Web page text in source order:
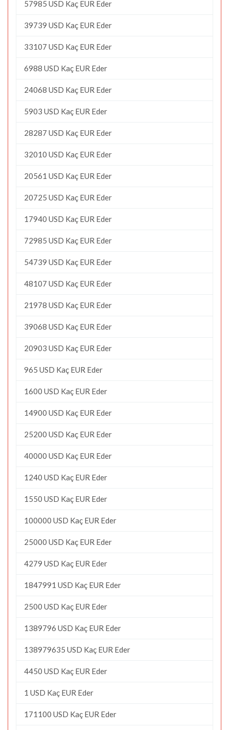
57985 USD Kaç EUR Eder
39739 USD Kaç EUR Eder
33107 USD Kaç EUR Eder
6988 USD Kaç EUR Eder
24068 USD Kaç EUR Eder
5903 USD Kaç EUR Eder
28287 USD Kaç EUR Eder
32010 USD Kaç EUR Eder
20561 USD Kaç EUR Eder
20725 USD Kaç EUR Eder
17940 USD Kaç EUR Eder
72985 USD Kaç EUR Eder
54739 USD Kaç EUR Eder
48107 USD Kaç EUR Eder
21978 USD Kaç EUR Eder
39068 USD Kaç EUR Eder
20903 USD Kaç EUR Eder
965 USD Kaç EUR Eder
1600 USD Kaç EUR Eder
14900 USD Kaç EUR Eder
25200 USD Kaç EUR Eder
40000 USD Kaç EUR Eder
1240 USD Kaç EUR Eder
1550 USD Kaç EUR Eder
100000 USD Kaç EUR Eder
25000 USD Kaç EUR Eder
4279 USD Kaç EUR Eder
1847991 USD Kaç EUR Eder
2500 USD Kaç EUR Eder
1389796 USD Kaç EUR Eder
138979635 USD Kaç EUR Eder
4450 USD Kaç EUR Eder
1 USD Kaç EUR Eder
171100 USD Kaç EUR Eder